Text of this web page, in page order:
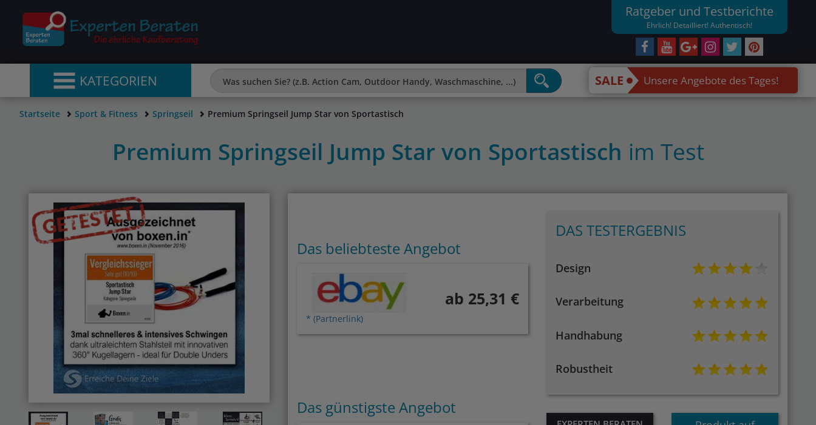
Ratgeber und Testberichte
Ehrlich! Detailliert! Authentisch!
KATEGORIEN SALE Unsere Angebote des Tages!
Startseite Sport & Fitness Springseil Premium Springseil Jump Star von Sportastisch
Premium Springseil Jump Star von Sportastisch im Test
Das beliebteste Angebot
* (Partnerlink)
ab 25,31 €
Das günstigste Angebot
DAS TESTERGEBNIS
Design
Verarbeitung
Handhabung
Robustheit